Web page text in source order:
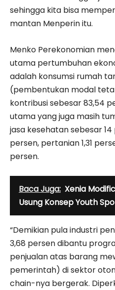
sehingga kita bisa
mantan Menperin itu.
Menko Perekonomian
utama pertumbuhan
adalah konsumsi rumah
(pembentukan modal
kontribusi sebesar 83,54
utama yang juga masih
jasa kesehatan sebesar 14
persen, pertanian 1,31
persen.
Baca Juga: Xenia
Usung Konsep Youth
“Demikian pula industri
3,68 persen dibantu
penjualan atas barang
pemerintah) di sektor
chain-nya bergerak.